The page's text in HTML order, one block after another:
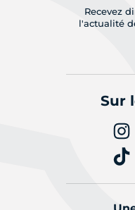
Recevez
l'actualité
Sur